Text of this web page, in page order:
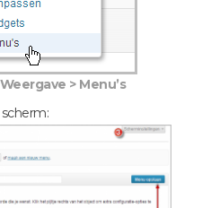
Weergave > Menu’s